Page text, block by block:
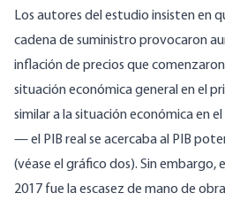
Los autores del estudio insisten en
cadena de suministro provocaron
inflación de precios que
situación económica general en el
similar a la situación económica en
— el PIB real se acercaba al PIB
(véase el gráfico dos). Sin embargo,
2017 fue la escasez de mano de